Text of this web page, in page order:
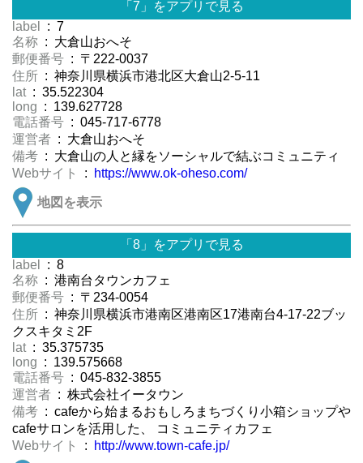
「7」をアプリで見る
label
: 7
名称 : 大倉山おへそ
郵便番号 : 〒222-0037
住所 : 神奈川県横浜市港北区大倉山2-5-11
lat : 35.522304
long : 139.627728
電話番号 : 045-717-6778
運営者 : 大倉山おへそ
備考 : 大倉山の人と縁をソーシャルで結ぶコミュニティ
Webサイト
: https://www.ok-oheso.com/
地図を表示
「8」をアプリで見る
label
: 8
名称 : 港南台タウンカフェ
郵便番号 : 〒234-0054
住所 : 神奈川県横浜市港南区港南区17港南台4-17-22ブッ
クスキタミ2F
lat : 35.375735
long : 139.575668
電話番号 : 045-832-3855
運営者 : 株式会社イータウン
備考 : cafeから始まるおもしろまちづくり小箱ショップや
cafeサロンを活用した、 コミュニティカフェ
Webサイト
: http://www.town-cafe.jp/